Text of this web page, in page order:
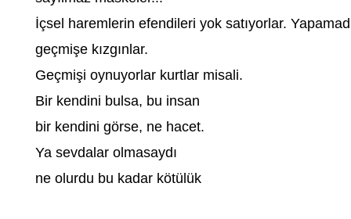
İçsel haremlerin efendileri yok satıyorlar.
geçmişe kızgınlar.
Geçmişi oynuyorlar kurtlar misali.
Bir kendini bulsa, bu insan
bir kendini görse, ne hacet.
Ya sevdalar olmasaydı
ne olurdu bu kadar kötülük